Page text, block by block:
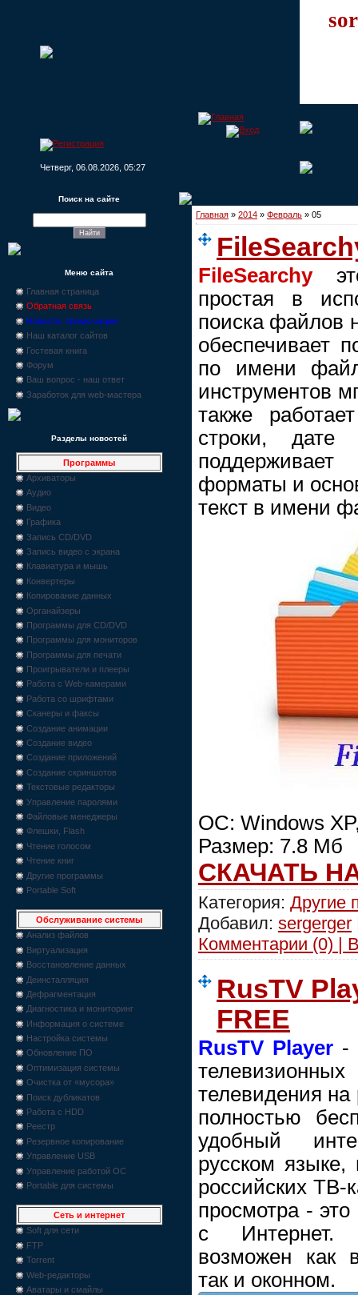
Четверг, 06.08.2026, 05:27
Поиск на сайте
Меню сайта
Главная страница
Обратная связь
Новости, промо-акции
Наш каталог сайтов
Гостевая книга
Форум
Ваш вопрос - наш ответ
Заработок для web-мастера
Разделы новостей
Программы
Архиваторы
Аудио
Видео
Графика
Запись CD/DVD
Запись видео с экрана
Клавиатура и мышь
Конвертеры
Копирование данных
Органайзеры
Программы для CD/DVD
Программы для мониторов
Программы для печати
Проигрыватели и плееры
Работа с Web-камерами
Работа со шрифтами
Сканеры и факсы
Создание анимации
Создание видео
Создание приложений
Создание скриншотов
Текстовые редакторы
Управление паролями
Файловые менеджеры
Флешки, Flash
Чтение голосом
Чтение книг
Другие программы
Portable Soft
Обслуживание системы
Анализ файлов
Виртуализация
Восстановление данных
Деинсталляция
Дефрагментация
Диагностика и мониторинг
Информация о системе
Настройка системы
Обновление ПО
Оптимизация системы
Очистка от «мусора»
Поиск дубликатов
Работа с HDD
Реестр
Резервное копирование
Управление USB
Управление работой ОС
Portable для системы
Сеть и интернет
Soft для сети
FTP
Torrent
Web-редакторы
Аватары и смайлы
Главная » 2014 » Февраль » 05
FileSearchy
простая в
поиска файлов
обеспечивает
по имени
инструментов
также
строки, дате
форматы и
текст в имени
OC: Windows
Размер: 7.8 Мб
СКАЧАТЬ
Категория: Другие
Добавил: sergerger
Комментарии (0) |
RusTV
FREE
RusTV Player-
телевизионных
телевидения
полностью
удобный
русском языке,
российских ТВ-
просмотра -
с Интернет.
возможен как
так и оконном.